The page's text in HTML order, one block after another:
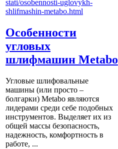
Особенности
угловых
шлифмашин Metabo
Угловые шлифовальные
машины (или просто –
болгарки) Мetabo являются
лидерами среди себе подобных
инструментов. Выделяет их из
общей массы безопасность,
надежность, комфортность в
работе, ...